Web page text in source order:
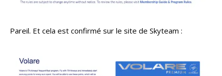
Pareil. Et cela est confirmé sur le site de Skyteam :